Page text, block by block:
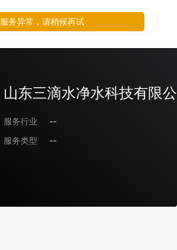
山东三滴水净水科技有限
服务行业
--
服务类型
--
服务异常，请稍候再试